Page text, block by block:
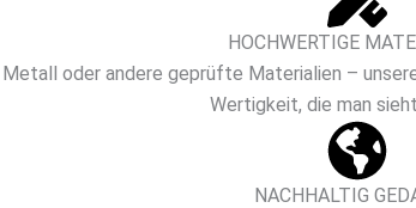
HOCHWERTIGE
oder andere geprüfte Materialien –
Wertigkeit, die man
NACHHALTIG